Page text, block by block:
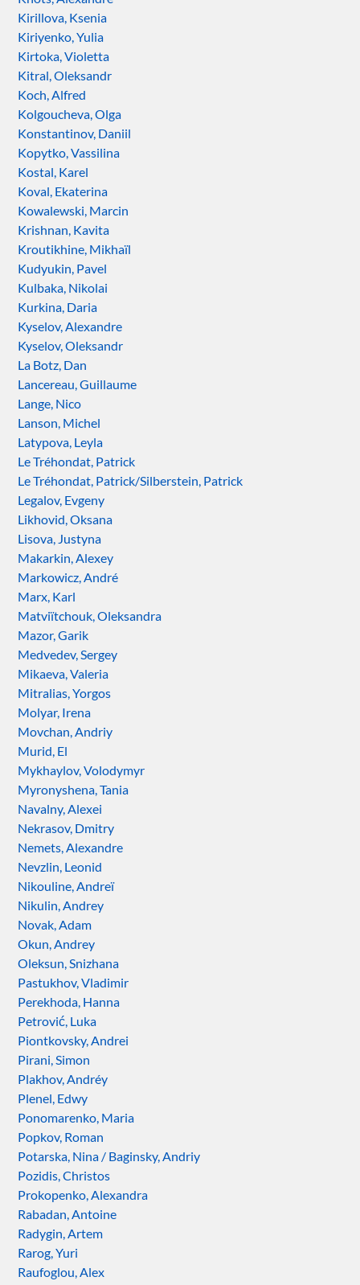
Kirillova, Ksenia
Kiriyenko, Yulia
Kirtoka, Violetta
Kitral, Oleksandr
Koch, Alfred
Kolgoucheva, Olga
Konstantinov, Daniil
Kopytko, Vassilina
Kostal, Karel
Koval, Ekaterina
Kowalewski, Marcin
Krishnan, Kavita
Kroutikhine, Mikhaïl
Kudyukin, Pavel
Kulbaka, Nikolai
Kurkina, Daria
Kyselov, Alexandre
Kyselov, Oleksandr
La Botz, Dan
Lancereau, Guillaume
Lange, Nico
Lanson, Michel
Latypova, Leyla
Le Tréhondat, Patrick
Le Tréhondat, Patrick/Silberstein, Patrick
Legalov, Evgeny
Likhovid, Oksana
Lisova, Justyna
Makarkin, Alexey
Markowicz, André
Marx, Karl
Matviïtchouk, Oleksandra
Mazor, Garik
Medvedev, Sergey
Mikaeva, Valeria
Mitralias, Yorgos
Molyar, Irena
Movchan, Andriy
Murid, El
Mykhaylov, Volodymyr
Myronyshena, Tania
Navalny, Alexei
Nekrasov, Dmitry
Nemets, Alexandre
Nevzlin, Leonid
Nikouline, Andreï
Nikulin, Andrey
Novak, Adam
Okun, Andrey
Oleksun, Snizhana
Pastukhov, Vladimir
Perekhoda, Hanna
Petrović, Luka
Piontkovsky, Andrei
Pirani, Simon
Plakhov, Andréy
Plenel, Edwy
Ponomarenko, Maria
Popkov, Roman
Potarska, Nina / Baginsky, Andriy
Pozidis, Christos
Prokopenko, Alexandra
Rabadan, Antoine
Radygin, Artem
Rarog, Yuri
Raufoglou, Alex